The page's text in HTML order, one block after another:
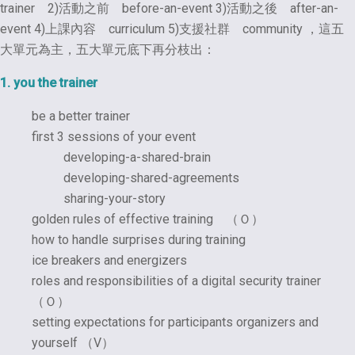
trainer 2)活動之前 before-an-event 3)活動之後 after-an-
event 4)上課內容 curriculum 5)支援社群 community ，這五
大單元為主，五大單元底下再分枝出：
1. you the trainer
be a better trainer
first 3 sessions of your event
developing-a-shared-brain
developing-shared-agreements
sharing-your-story
golden rules of effective training （Ｏ）
how to handle surprises during training
ice breakers and energizers
roles and responsibilities of a digital security trainer
（Ｏ）
setting expectations for participants organizers and
yourself （V）